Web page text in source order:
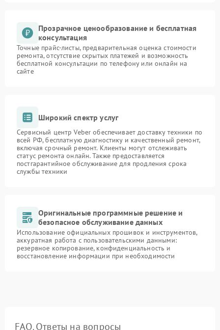
Прозрачное ценообразование и бесплатная
консультация
Точные прайс-листы, предварительная оценка стоимости
ремонта, отсутствие скрытых платежей и возможность
бесплатной консультации по телефону или онлайн на
сайте
Широкий спектр услуг
Сервисный центр Veber обеспечивает доставку техники по
всей РФ, бесплатную диагностику и качественный ремонт,
включая срочный ремонт. Клиенты могут отслеживать
статус ремонта онлайн. Также предоставляется
постгарантийное обслуживание для продления срока
службы техники
Оригинальные программные решение и
безопасное обслуживание данных
Использование официальных прошивок и инструментов,
аккуратная работа с пользовательскими данными:
резервное копирование, конфиденциальность и
восстановление информации при необходимости
FAQ. Ответы на вопросы